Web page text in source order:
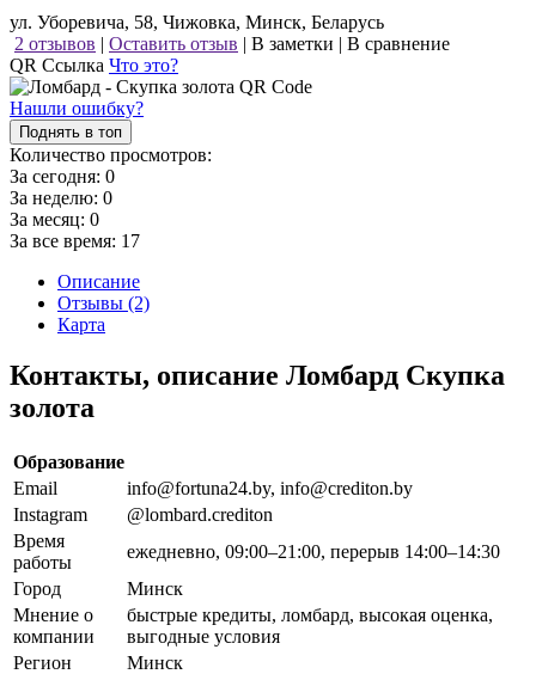
ул. Уборевича, 58, Чижовка, Минск, Беларусь
2 отзывов | Оставить отзыв | В заметки | В сравнение
QR Ссылка Что это?
Нашли ошибку?
Поднять в топ
Количество просмотров:
За сегодня: 0
За неделю: 0
За месяц: 0
За все время: 17
Описание
Отзывы (2)
Карта
Контакты, описание Ломбард Скупка
золота
Образование
Email
info@fortuna24.by, info@crediton.by
Instagram
@lombard.crediton
Время
работы
ежедневно, 09:00–21:00, перерыв 14:00–14:30
Город
Минск
Мнение о
компании
быстрые кредиты, ломбард, высокая оценка,
выгодные условия
Регион
Минск